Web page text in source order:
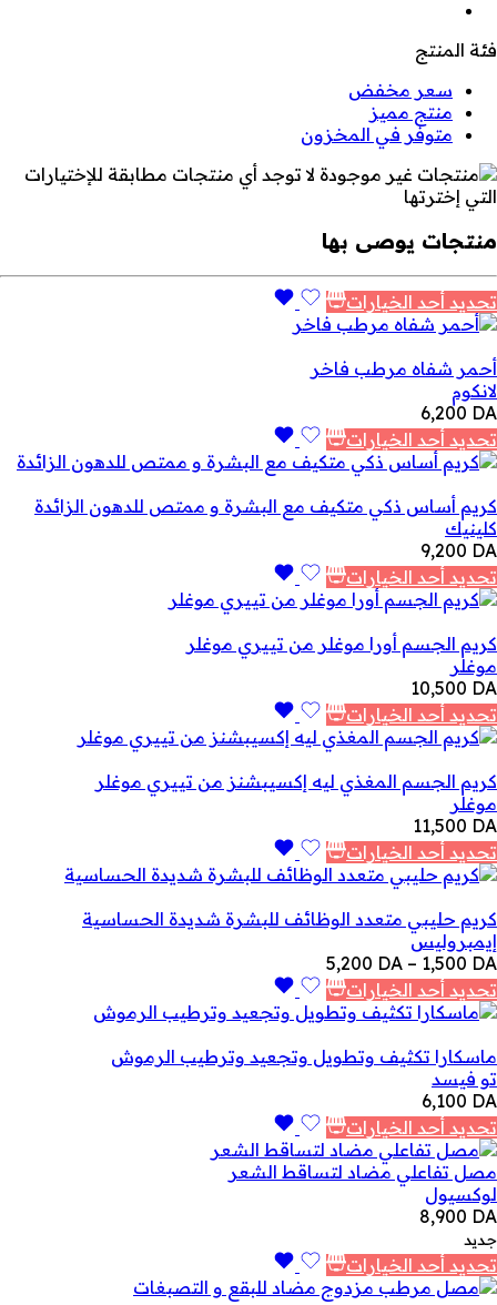
فئة المنتج
سعر مخفض
منتج مميز
متوفر في المخزون
لا توجد أي منتجات مطابقة للإختيارات
التي إخترتها
منتجات يوصى بها
تحديد أحد الخيارات
أحمر شفاه مرطب فاخر
لانكوم
6,200 DA
تحديد أحد الخيارات
كريم أساس ذكي متكيف مع البشرة و ممتص للدهون الزائدة
كلينيك
9,200 DA
تحديد أحد الخيارات
كريم الجسم أورا موغلر من تييري موغلر
موغلر
10,500 DA
تحديد أحد الخيارات
كريم الجسم المغذي ليه إكسيبشنز من تييري موغلر
موغلر
11,500 DA
تحديد أحد الخيارات
كريم حليبي متعدد الوظائف للبشرة شديدة الحساسية
إيمبروليس
1,500 DA
–
5,200 DA
نطاق
السعر:
من
خلال
تحديد أحد الخيارات
ماسكارا تكثيف وتطويل وتجعيد وترطيب الرموش
تو فيسد
6,100 DA
تحديد أحد الخيارات
مصل تفاعلي مضاد لتساقط الشعر
لوكسيول
8,900 DA
جديد
تحديد أحد الخيارات